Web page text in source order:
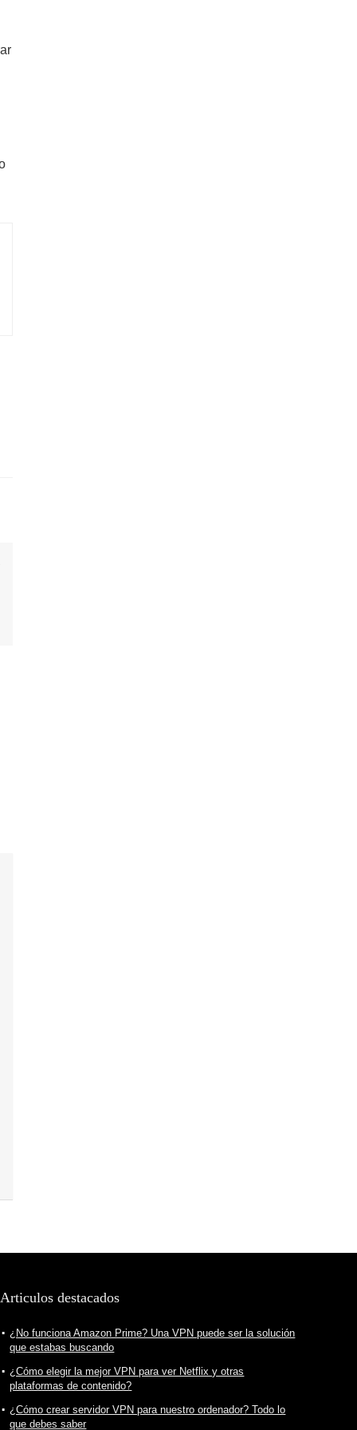
Articulos destacados
¿No funciona Amazon Prime? Una VPN puede ser la solución
que estabas buscando
¿Cómo elegir la mejor VPN para ver Netflix y otras
plataformas de contenido?
¿Cómo crear servidor VPN para nuestro ordenador? Todo lo
que debes saber